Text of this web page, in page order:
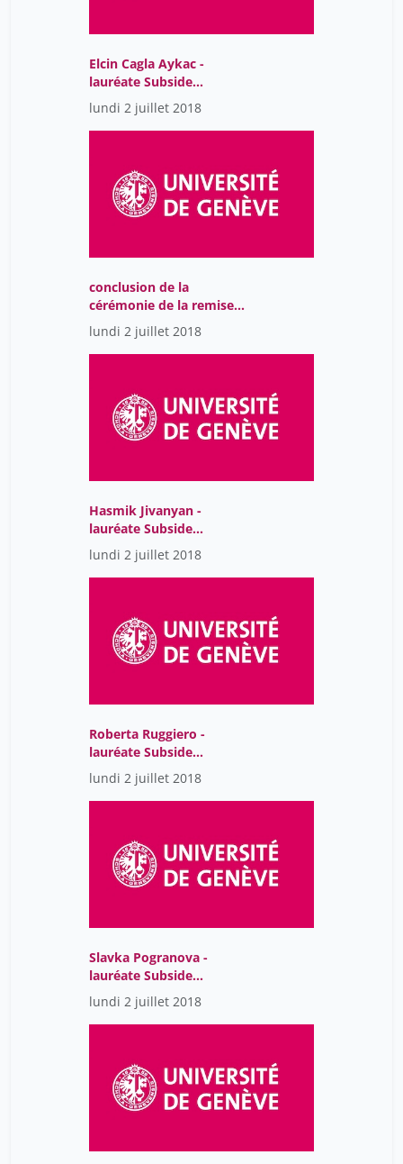
cattacin sandro
oris michel
staszak jean-françois
Elcin Cagla Aykac -
lauréate Subside
tremplin 2018-2019
lundi 2 juillet 2018
conclusion de la
cérémonie de la remise
des subsides tremplin
lundi 2 juillet 2018
Hasmik Jivanyan -
lauréate Subside
tremplin 2018-2019
lundi 2 juillet 2018
Roberta Ruggiero -
lauréate Subside
tremplin 2018-2019
lundi 2 juillet 2018
Slavka Pogranova -
lauréate Subside
tremplin 2018-2019
lundi 2 juillet 2018